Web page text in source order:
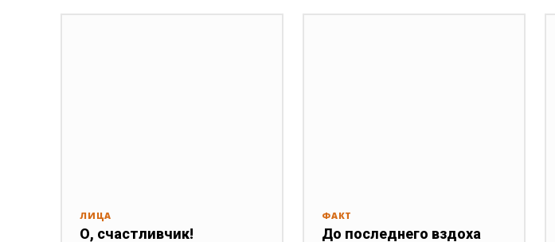
ЛИЦА
О, счастливчик!
ФАКТ
До последнего вздоха